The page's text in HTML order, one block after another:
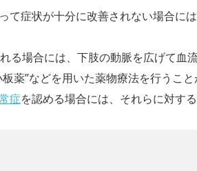
て症状が十分に改善されない場合に
る場合には、下肢の動脈を広げて血
板薬”などを用いた薬物療法を行うこ
症を認める場合には、それらに対す